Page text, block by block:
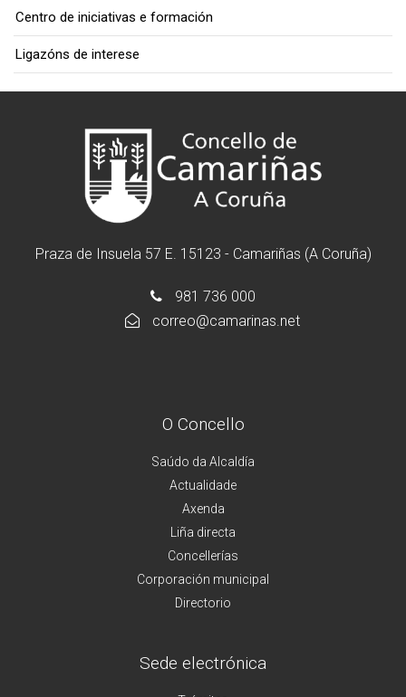
Centro de iniciativas e formación
Ligazóns de interese
Praza de Insuela 57 E. 15123 - Camariñas (A Coruña)
981 736 000
correo@camarinas.net
O Concello
Saúdo da Alcaldía
Actualidade
Axenda
Liña directa
Concellerías
Corporación municipal
Directorio
Sede electrónica